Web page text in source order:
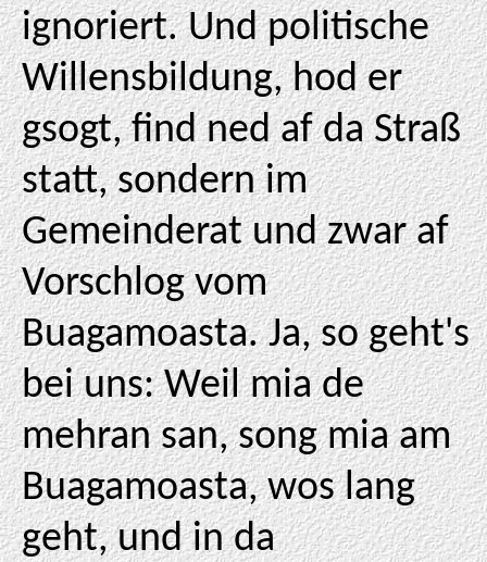
ignoriert. Und politische
Willensbildung, hod er
gsogt, find ned af da Straß
statt, sondern im
Gemeinderat und zwar af
Vorschlog vom
Buagamoasta. Ja, so geht's
bei uns: Weil mia de
mehran san, song mia am
Buagamoasta, wos lang
geht, und in da